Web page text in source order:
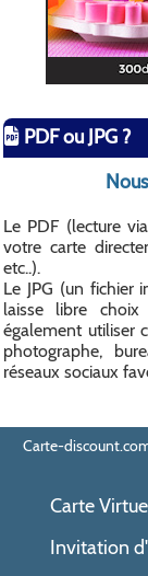
PDF ou JPG ?
Le PDF (lecture
votre carte
etc..).
Le JPG (un fichier
laisse libre
également utiliser
photographe,
réseaux sociaux
Carte-
Carte
Invitation